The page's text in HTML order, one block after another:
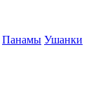
Панамы Ушанки